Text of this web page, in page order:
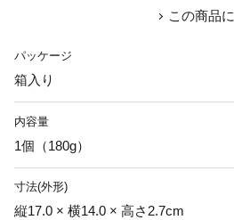
この商品
パッケージ
箱入り
内容量
1個（180g）
寸法(外形)
縦17.0 × 横14.0 × 高さ2.7cm